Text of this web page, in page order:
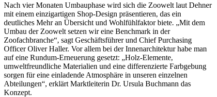
Nach vier Monaten Umbauphase wird sich die Zoowelt laut Dehner
mit einem einzigartigen Shop-Design präsentieren, das ein
deutliches Mehr an Übersicht und Wohlfühlfaktor biete. „Mit dem
Umbau der Zoowelt setzen wir eine Benchmark in der
Zoofachbranche“, sagt Geschäftsführer und Chief Purchasing
Officer Oliver Haller. Vor allem bei der Innenarchitektur habe man
auf eine Rundum-Erneuerung gesetzt: „Holz-Elemente,
umweltfreundliche Materialien und eine differenzierte Farbgebung
sorgen für eine einladende Atmosphäre in unseren einzelnen
Abteilungen“, erklärt Marktleiterin Dr. Ursula Buchmann das
Konzept.